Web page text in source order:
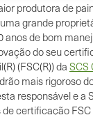
produtora de
grande
anos de bom
do seu
(FSC(R)) da SCS
mais rigoroso
responsável e a
certificação